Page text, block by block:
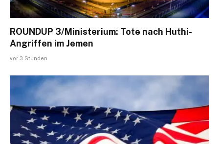
ROUNDUP 3/Ministerium: Tote nach Huthi-
Angriffen im Jemen
vor 3 Stunden